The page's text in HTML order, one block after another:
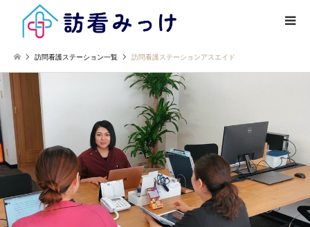
訪問看護ステーション一覧 訪問看護ステーションアスエイド